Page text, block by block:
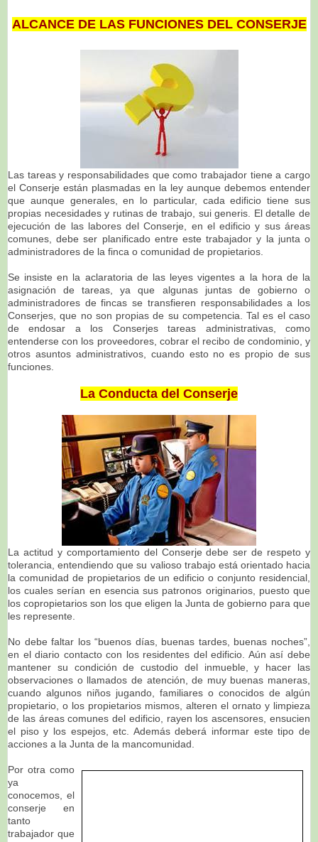
ALCANCE DE LAS FUNCIONES DEL CONSERJE
Las tareas y responsabilidades que como trabajador tiene a cargo
el Conserje están plasmadas en la ley aunque debemos entender
que aunque generales, en lo particular, cada edificio tiene sus
propias necesidades y rutinas de trabajo, sui generis. El detalle de
ejecución de las labores del Conserje, en el edificio y sus áreas
comunes, debe ser planificado entre este trabajador y la junta o
administradores de la finca o comunidad de propietarios.
Se insiste en la aclaratoria de las leyes vigentes a la hora de la
asignación de tareas, ya que algunas juntas de gobierno o
administradores de fincas se transfieren responsabilidades a los
Conserjes, que no son propias de su competencia. Tal es el caso
de endosar a los Conserjes tareas administrativas, como
entenderse con los proveedores, cobrar el recibo de condominio, y
otros asuntos administrativos, cuando esto no es propio de sus
funciones.
La Conducta del Conserje
La actitud y comportamiento del Conserje debe ser de respeto y
tolerancia, entendiendo que su valioso trabajo está orientado hacia
la comunidad de propietarios de un edificio o conjunto residencial,
los cuales serían en esencia sus patronos originarios, puesto que
los copropietarios son los que eligen la Junta de gobierno para que
les represente.
No debe faltar los “buenos días, buenas tardes, buenas noches”,
en el diario contacto con los residentes del edificio. Aún así debe
mantener su condición de custodio del inmueble, y hacer las
observaciones o llamados de atención, de muy buenas maneras,
cuando algunos niños jugando, familiares o conocidos de algún
propietario, o los propietarios mismos, alteren el ornato y limpieza
de las áreas comunes del edificio, rayen los ascensores, ensucien
el piso y los espejos, etc. Además deberá informar este tipo de
acciones a la Junta de la mancomunidad.
Por otra como
ya
conocemos, el
conserje en
tanto
trabajador que